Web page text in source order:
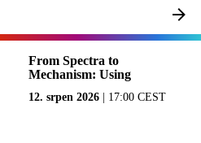
From Spectra to
Mechanism: Using
Understand CO₂
12. srpen 2026 17:00 CEST